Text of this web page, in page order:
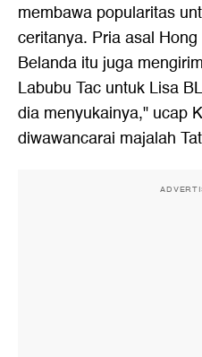
membawa popularitas
ceritanya. Pria asal
Belanda itu juga
Labubu Tac untuk Lisa
dia menyukainya," ucap
diwawancarai majalah